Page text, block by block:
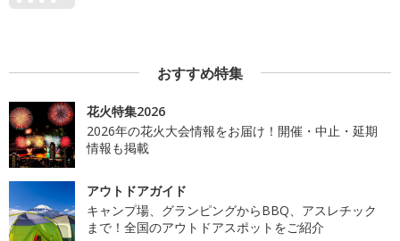
おすすめ特集
花火特集2026
2026年の花火大会情報をお届け！開催・中止・延期
情報も掲載
アウトドアガイド
キャンプ場、グランピングからBBQ、アスレチック
まで！全国のアウトドアスポットをご紹介